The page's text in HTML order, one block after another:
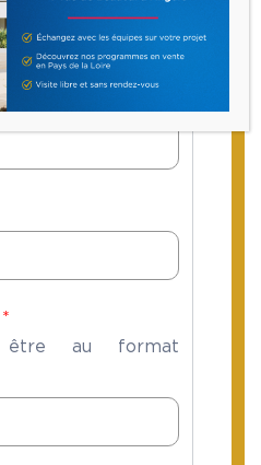
*
au format